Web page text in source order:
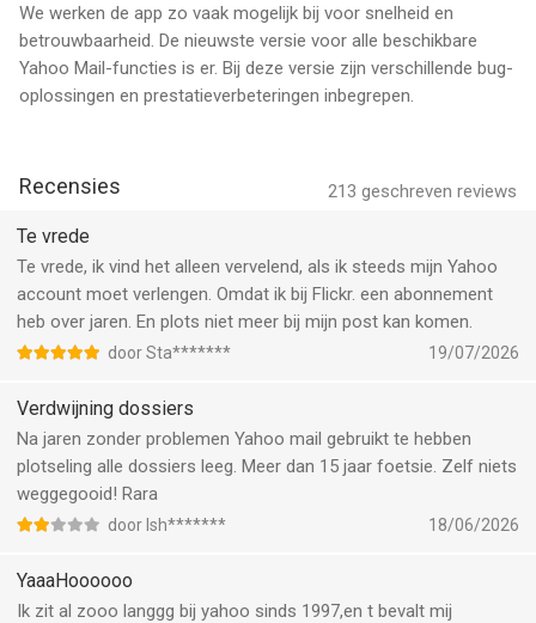
met ondersteunende technologie makkelijk de app kunnen
bedienen.
• 15 GB gratis opslagcapaciteit is inbegrepen bij je Yahoo Mail-
Gebruiksvoorwaarden:
Privacybeleid:
https://legal.yahoo.com/us/en/yahoo/privacy/index.html
We horen graag van je! Heb je vragen of feedback? Neem dan
contact op via mail.ios.feedback@yahooinc.com
--
Blijf op orde met Yahoo Mail van Yahoo is een app voor iPhone,
iPad en iPod touch met iOS versie 17.0 of hoger, geschikt
bevonden voor gebruikers met leeftijden vanaf
4 jaar.
Informatie voor Blijf op orde met Yahoo Mailis het laatst
vergeleken op 6 Aug om 03:05.
We werken de app zo vaak mogelijk bij voor snelheid en
betrouwbaarheid. De nieuwste versie voor alle beschikbare
Yahoo Mail-functies is er. Bij deze versie zijn verschillende bug-
oplossingen en prestatieverbeteringen inbegrepen.
213 geschreven reviews
Recensies
Te vrede
Te vrede, ik vind het alleen vervelend, als ik steeds mijn Yahoo
account moet verlengen. Omdat ik bij Flickr. een abonnement
heb over jaren. En plots niet meer bij mijn post kan komen.
door Sta******* 19/07/2026
Verdwijning dossiers
Na jaren zonder problemen Yahoo mail gebruikt te hebben
plotseling alle dossiers leeg. Meer dan 15 jaar foetsie. Zelf niets
weggegooid! Rara
door Ish******* 18/06/2026
YaaaHoooooo
Ik zit al zooo langgg bij yahoo sinds 1997,en t bevalt mij